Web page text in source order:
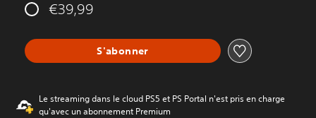
€39,99
S'abonner
Le streaming dans le cloud PS5 et PS Portal n'est pris en charge
qu'avec un abonnement Premium